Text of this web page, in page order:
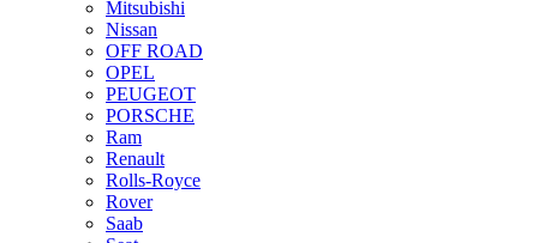
Mitsubishi
Nissan
OFF ROAD
OPEL
PEUGEOT
PORSCHE
Ram
Renault
Rolls-Royce
Rover
Saab